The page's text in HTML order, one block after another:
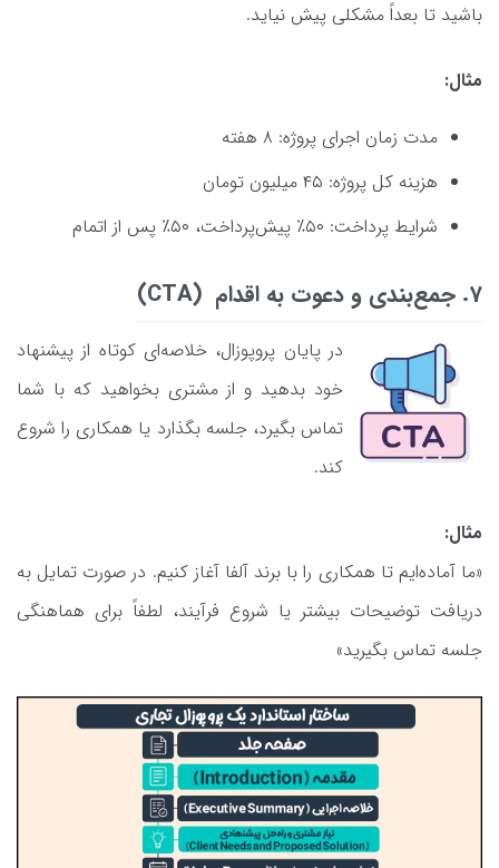
باشید تا بعداً مشکلی پیش نیاید.
مثال:
مدت زمان اجرای پروژه: ۸ هفته
هزینه کل پروژه: ۴۵ میلیون تومان
شرایط پرداخت: ۵۰٪ پیش‌پرداخت، ۵۰٪ پس از اتمام
7. جمع‌بندی و دعوت به اقدام (CTA)
در پایان پروپوزال، خلاصه‌ای کوتاه از پیشنهاد
خود بدهید و از مشتری بخواهید که با شما
تماس بگیرد، جلسه بگذارد یا همکاری را شروع
کند.
مثال:
«ما آماده‌ایم تا همکاری را با برند آلفا آغاز کنیم. در صورت تمایل به
دریافت توضیحات بیشتر یا شروع فرآیند، لطفاً برای هماهنگی
جلسه تماس بگیرید»